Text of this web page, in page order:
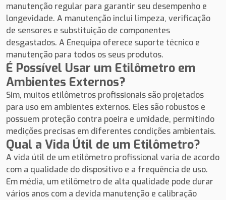
manutenção regular para garantir seu desempenho e
longevidade. A manutenção inclui limpeza, verificação
de sensores e substituição de componentes
desgastados. A Enequipa oferece suporte técnico e
manutenção para todos os seus produtos.
É Possível Usar um Etilômetro em
Ambientes Externos?
Sim, muitos etilômetros profissionais são projetados
para uso em ambientes externos. Eles são robustos e
possuem proteção contra poeira e umidade, permitindo
medições precisas em diferentes condições ambientais.
Qual a Vida Útil de um Etilômetro?
A vida útil de um etilômetro profissional varia de acordo
com a qualidade do dispositivo e a frequência de uso.
Em média, um etilômetro de alta qualidade pode durar
vários anos com a devida manutenção e calibração